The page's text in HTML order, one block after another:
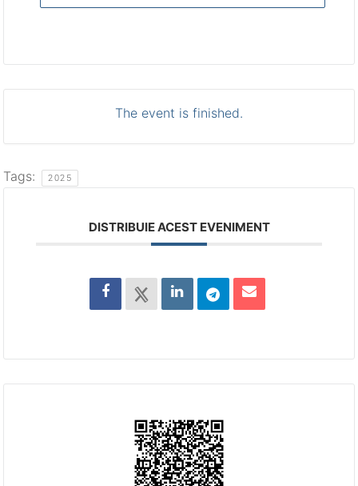
The event is finished.
Tags: 2025
DISTRIBUIE ACEST EVENIMENT